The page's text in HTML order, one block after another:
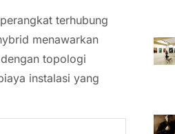
terhubung
menawarkan
topologi
instalasi yang